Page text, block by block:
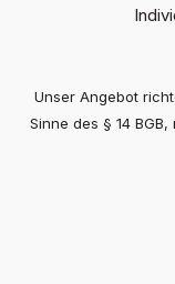
Unser Angebot
Sinne des § 14